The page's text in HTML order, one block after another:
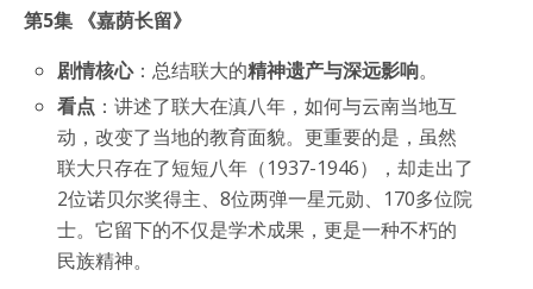
第5集 《嘉荫长留》
剧情核心：总结联大的精神遗产与深远影响。
看点 ：讲述了联大在滇八年，如何与云南当地互
动，改变了当地的教育面貌。更重要的是，虽然
联大只存在了短短八年（1937-1946），却走出了
2位诺贝尔奖得主、8位两弹一星元勋、170多位院
士。它留下的不仅是学术成果，更是一种不朽的
民族精神。